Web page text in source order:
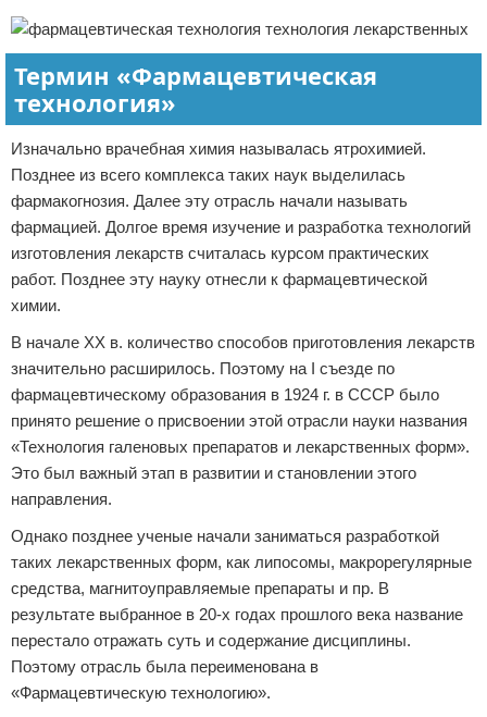
Термин «Фармацевтическая
технология»
Изначально врачебная химия называлась ятрохимией.
Позднее из всего комплекса таких наук выделилась
фармакогнозия. Далее эту отрасль начали называть
фармацией. Долгое время изучение и разработка технологий
изготовления лекарств считалась курсом практических
работ. Позднее эту науку отнесли к фармацевтической
химии.
В начале XX в. количество способов приготовления лекарств
значительно расширилось. Поэтому на I съезде по
фармацевтическому образования в 1924 г. в СССР было
принято решение о присвоении этой отрасли науки названия
«Технология галеновых препаратов и лекарственных форм».
Это был важный этап в развитии и становлении этого
направления.
Однако позднее ученые начали заниматься разработкой
таких лекарственных форм, как липосомы, макрорегулярные
средства, магнитоуправляемые препараты и пр. В
результате выбранное в 20-х годах прошлого века название
перестало отражать суть и содержание дисциплины.
Поэтому отрасль была переименована в
«Фармацевтическую технологию».